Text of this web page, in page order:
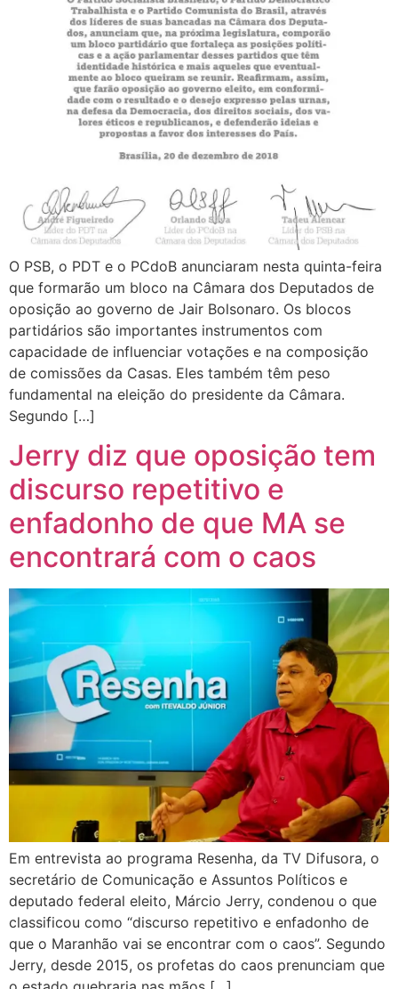
O PSB, o PDT e o PCdoB anunciaram nesta quinta-feira
que formarão um bloco na Câmara dos Deputados de
oposição ao governo de Jair Bolsonaro. Os blocos
partidários são importantes instrumentos com
capacidade de influenciar votações e na composição
de comissões da Casas. Eles também têm peso
fundamental na eleição do presidente da Câmara.
Segundo […]
Jerry diz que oposição tem
discurso repetitivo e
enfadonho de que MA se
encontrará com o caos
Em entrevista ao programa Resenha, da TV Difusora, o
secretário de Comunicação e Assuntos Políticos e
deputado federal eleito, Márcio Jerry, condenou o que
classificou como “discurso repetitivo e enfadonho de
que o Maranhão vai se encontrar com o caos”. Segundo
Jerry, desde 2015, os profetas do caos prenunciam que